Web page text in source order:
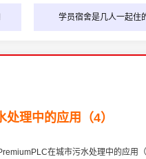
学员宿舍是几人一起住
理中的应用（4）
在城市污水处理中的应用（